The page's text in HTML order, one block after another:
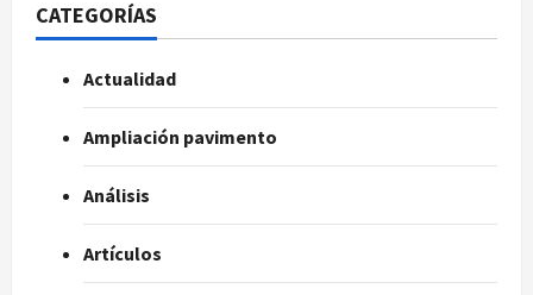
CATEGORÍAS
Actualidad
Ampliación pavimento
Análisis
Artículos